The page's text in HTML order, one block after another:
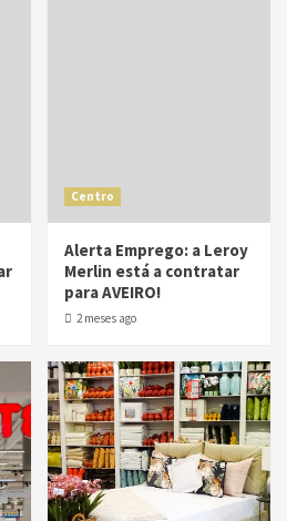
Centro
Alerta Emprego: a Leroy
Merlin está a contratar
para AVEIRO!
2 meses ago